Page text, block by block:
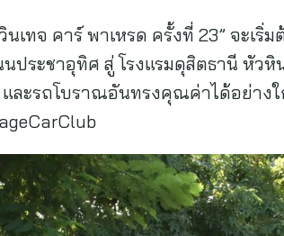
เทจ คาร์ พาเหรด ครั้งที่ 23” จะเ
นประชาอุทิศ สู่ โรงแรมดุสิตธานี หัว
ละรถโบราณอันทรงคุณค่าได้อย่าง